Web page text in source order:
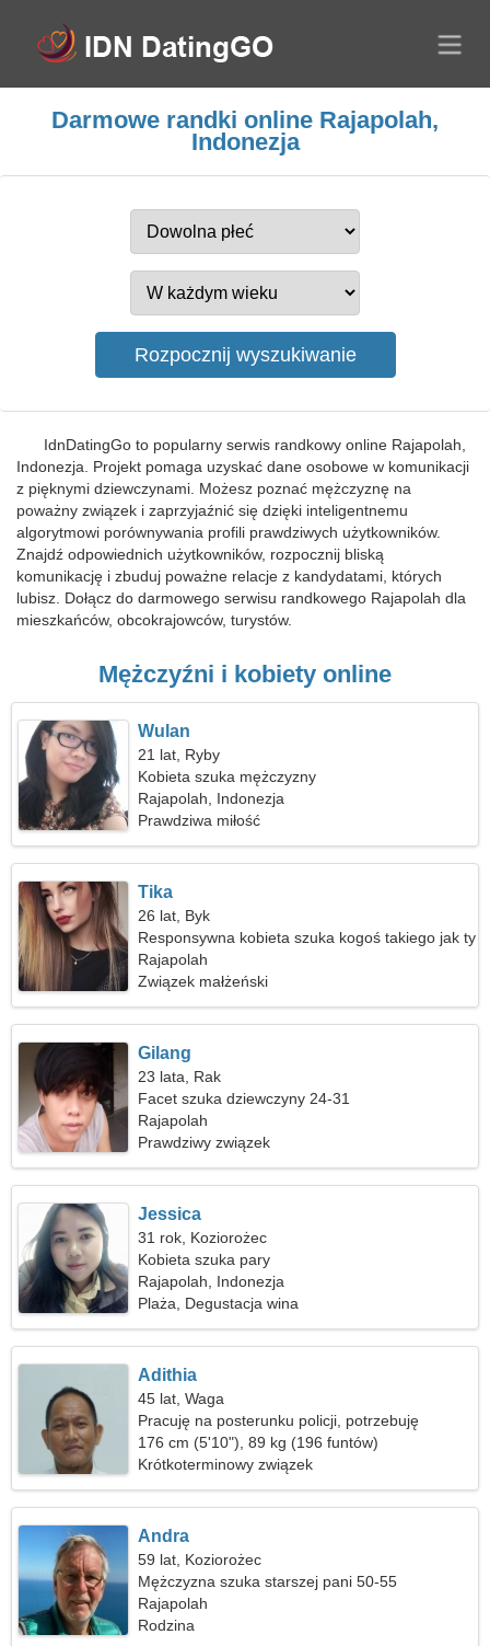
Darmowe randki online Rajapolah,
Indonezja
IdnDatingGo to popularny serwis randkowy online Rajapolah,
Indonezja. Projekt pomaga uzyskać dane osobowe w komunikacji
z pięknymi dziewczynami. Możesz poznać mężczyznę na
poważny związek i zaprzyjaźnić się dzięki inteligentnemu
algorytmowi porównywania profili prawdziwych użytkowników.
Znajdź odpowiednich użytkowników, rozpocznij bliską
komunikację i zbuduj poważne relacje z kandydatami, których
lubisz. Dołącz do darmowego serwisu randkowego Rajapolah dla
mieszkańców, obcokrajowców, turystów.
Mężczyźni i kobiety online
Wulan
21 lat, Ryby
Kobieta szuka mężczyzny
Rajapolah, Indonezja
Prawdziwa miłość
Tika
26 lat, Byk
Responsywna kobieta szuka kogoś takiego jak ty
Rajapolah
Związek małżeński
Gilang
23 lata, Rak
Facet szuka dziewczyny 24-31
Rajapolah
Prawdziwy związek
Jessica
31 rok, Koziorożec
Kobieta szuka pary
Rajapolah, Indonezja
Plaża, Degustacja wina
Adithia
45 lat, Waga
Pracuję na posterunku policji, potrzebuję
emocjonalnej kobiety
176 cm (5'10"), 89 kg (196 funtów)
Krótkoterminowy związek
Andra
59 lat, Koziorożec
Mężczyzna szuka starszej pani 50-55
Rajapolah
Rodzina